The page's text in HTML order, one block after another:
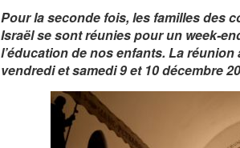
Pour la seconde fois, les familles des
Israël se sont réunies pour un week-
l’éducation de nos enfants. La réunion
vendredi et samedi 9 et 10 décembre